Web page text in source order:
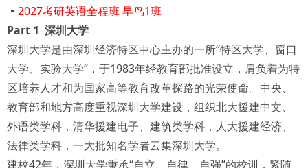
2027考研英语全程班 早鸟1班
Part 1 深圳大学
深圳大学是由深圳经济特区中心主办的一所“特区大学、窗口
大学、实验大学”，于1983年经教育部批准设立，肩负着为特
区培养人才和为国家高等教育改革探路的光荣使命。中央、
教育部和地方高度重视深圳大学建设，组织北大援建中文、
外语类学科，清华援建电子、建筑类学科，人大援建经济、
法律类学科，一大批知名学者云集深圳大学。
建校42年，深圳大学秉承“自立、自律、自强”的校训，紧随